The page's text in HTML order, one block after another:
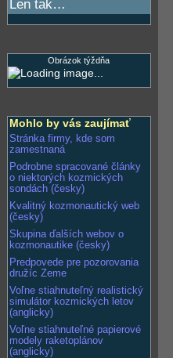
Len tak…
Obrázok týždňa
Mohlo by vás zaujímať
Stránka firmy, kde som
zamestnaná
Podrobne spracované články
o niektorých kozmických
sondách (česky)
Kvalitný kozmonautický web
(česky)
Skupina ďalších webov o
kozmonautike (česky)
Predpovede pre pozorovania
družíc Zeme
Voľne stiahnuteľný realistický
simulátor kozmických letov
(anglicky)
Voľne stiahnuteľné papierové
modely raketoplánov
(anglicky)